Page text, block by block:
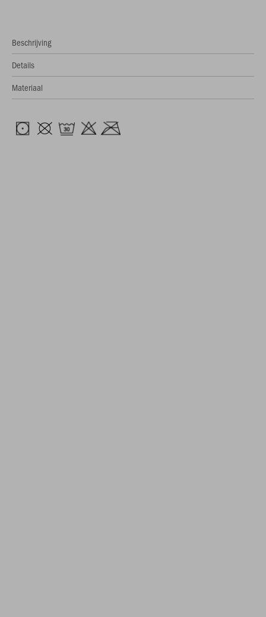
Beschrijving
Details
Materiaal